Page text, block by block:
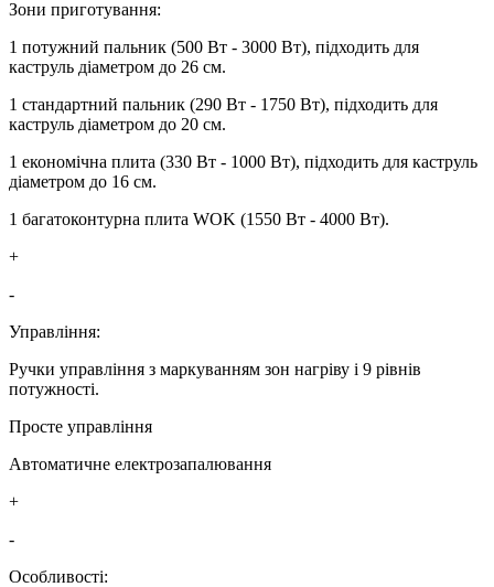
Зони приготування:
1 потужний пальник (500 Вт - 3000 Вт), підходить для
каструль діаметром до 26 см.
1 стандартний пальник (290 Вт - 1750 Вт), підходить для
каструль діаметром до 20 см.
1 економічна плита (330 Вт - 1000 Вт), підходить для каструль
діаметром до 16 см.
1 багатоконтурна плита WOK (1550 Вт - 4000 Вт).
+
-
Управління:
Ручки управління з маркуванням зон нагріву і 9 рівнів
потужності.
Просте управління
Автоматичне електрозапалювання
+
-
Особливості: